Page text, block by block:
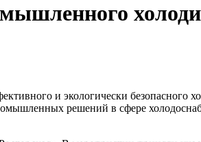
и экологически безопасного
решений в сфере